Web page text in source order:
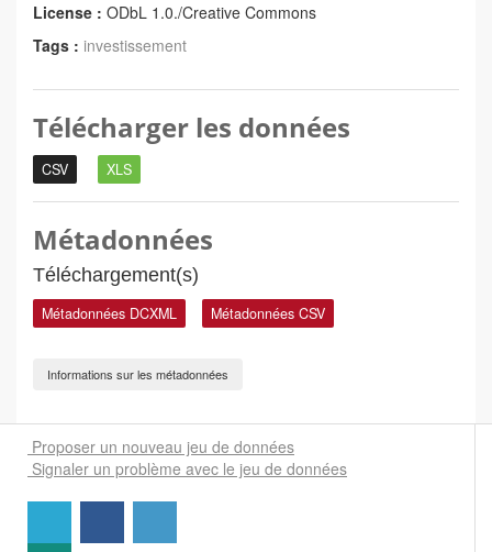
License : ODbL 1.0./Creative Commons
Tags : investissement
Télécharger les données
CSV XLS
Métadonnées
Téléchargement(s)
Métadonnées DCXML Métadonnées CSV
Informations sur les métadonnées
Proposer un nouveau jeu de données
Signaler un problème avec le jeu de données